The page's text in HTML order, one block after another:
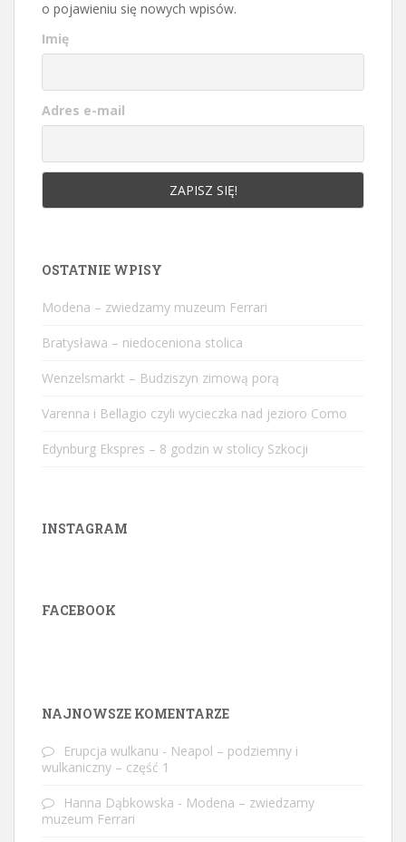
o pojawieniu się nowych wpisów.
Imię
Adres e-mail
OSTATNIE WPISY
Modena – zwiedzamy muzeum Ferrari
Bratysława – niedoceniona stolica
Wenzelsmarkt – Budziszyn zimową porą
Varenna i Bellagio czyli wycieczka nad jezioro Como
Edynburg Ekspres – 8 godzin w stolicy Szkocji
INSTAGRAM
FACEBOOK
NAJNOWSZE KOMENTARZE
Erupcja wulkanu - Neapol – podziemny i
wulkaniczny – część 1
Hanna Dąbkowska - Modena – zwiedzamy
muzeum Ferrari